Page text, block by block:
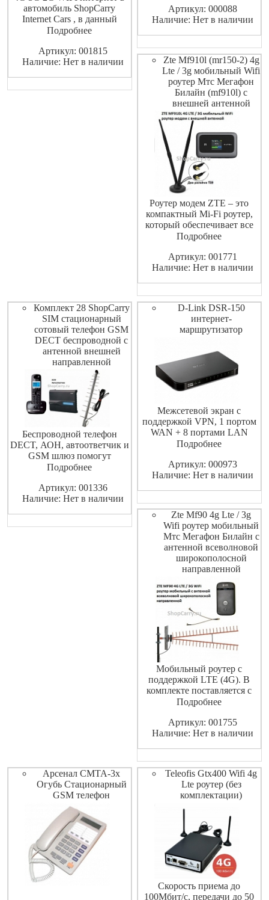
автомобиль ShopCarry
Internet Cars , в данный
комплект входит 4G 3G 2G
который работает со всеми
сим картами стандарта GSM
Подробнее
Артикул: 001815
Наличие: Нет в наличии
Артикул: 000088
Наличие: Нет в наличии
Zte Mf910l (mr150-2) 4g
Lte / 3g мобильный Wifi
роутер Мтс Мегафон
Билайн (mf910l) с
внешней антенной
Роутер модем ZTE – это
компактный Mi-Fi роутер,
который обеспечивает все
Ваши устройства
интернетом. Скорость
приёма данных роутером до
Fi до 14 устройств. В
комплекте с внешней а
Подробнее
Артикул: 001771
Наличие: Нет в наличии
Комплект 28 ShopCarry
SIM стационарный
сотовый телефон GSM
DECT беспроводной с
антенной внешней
направленной
Беспроводной телефон
DECT, АОН, автоответчик и
GSM шлюз помогут
организовать качественную
издержки. Данный комплект
хорошо подходит для
Подробнее
Артикул: 001336
Наличие: Нет в наличии
D-Link DSR-150
интернет-
маршрутизатор
Межсетевой экран с
поддержкой VPN, 1 портом
WAN + 8 портами LAN
10/100Base-TX
Подробнее
Артикул: 000973
Наличие: Нет в наличии
Zte Mf90 4g Lte / 3g
Wifi роутер мобильный
Мтс Мегафон Билайн с
антенной всеволновой
широкополосной
направленной
Мобильный роутер с
поддержкой LTE (4G). В
комплекте поставляется с
внешней антенной
направленной для усиления
приема мобильного сигнала
Подробнее
Артикул: 001755
Наличие: Нет в наличии
Арсенал СМТА-3х
Огубь Стационарный
GSM телефон
Teleofis Gtx400 Wifi 4g
Lte роутер (без
комплектации)
Скорость приема до
100Мбит/с, передачи до 50